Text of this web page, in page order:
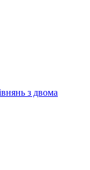
з двома